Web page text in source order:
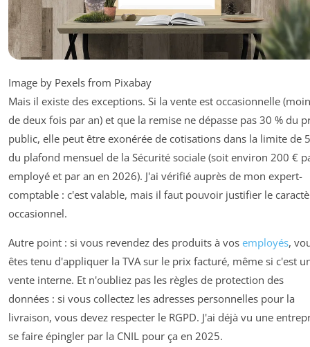
Image by Pexels from Pixabay
Mais il existe des exceptions. Si la vente est occasionnelle
de deux fois par an) et que la remise ne dépasse pas 30 % du
public, elle peut être exonérée de cotisations dans la limite de
du plafond mensuel de la Sécurité sociale (soit environ 200 €
employé et par an en 2026). J'ai vérifié auprès de mon expert-
comptable : c'est valable, mais il faut pouvoir justifier le
occasionnel.
Autre point : si vous revendez des produits à vos employés,
êtes tenu d'appliquer la TVA sur le prix facturé, même si c'est
vente interne. Et n'oubliez pas les règles de protection des
données : si vous collectez les adresses personnelles pour la
livraison, vous devez respecter le RGPD. J'ai déjà vu une
se faire épingler par la CNIL pour ça en 2025.